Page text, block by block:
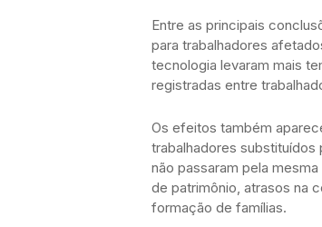
Entre as principais
para trabalhadores
tecnologia levaram mais
registradas entre
Os efeitos também
trabalhadores substituídos
não passaram pela
de patrimônio, atrasos na
formação de famílias.